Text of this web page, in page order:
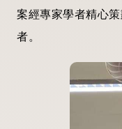
案經專家學者精心
者。